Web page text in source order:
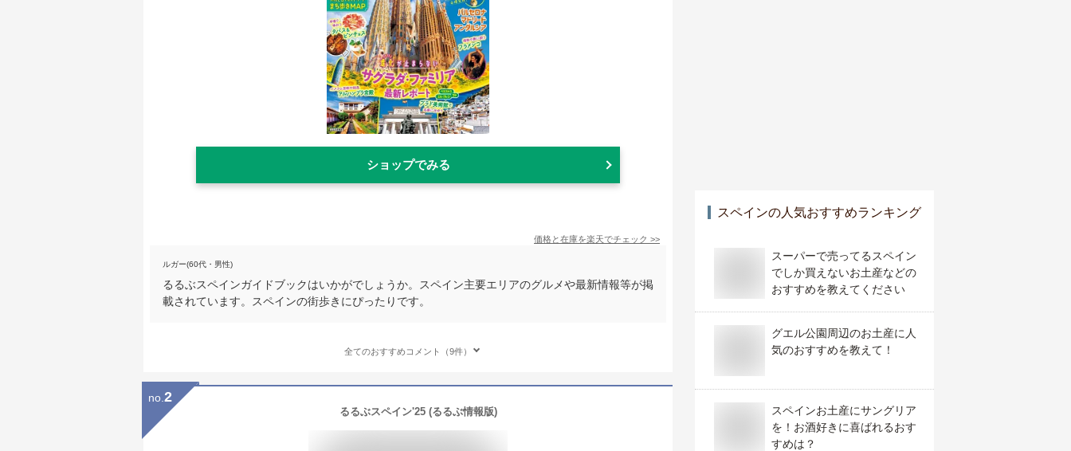
ショップでみる
価格と在庫を楽天でチェック >>
ルガー(60代・男性)
るるぶスペインガイドブックはいかがでしょうか。スペイン主要エリアのグルメや最新情報等が掲
載されています。スペインの街歩きにぴったりです。
全てのおすすめコメント（9件）
no. 2
るるぶスペイン'25 (るるぶ情報版)
スペインの人気おすすめランキング
スーパーで売ってるスペイン
でしか買えないお土産などの
おすすめを教えてください
グエル公園周辺のお土産に人
気のおすすめを教えて！
スペインお土産にサングリア
を！お酒好きに喜ばれるおす
すめは？